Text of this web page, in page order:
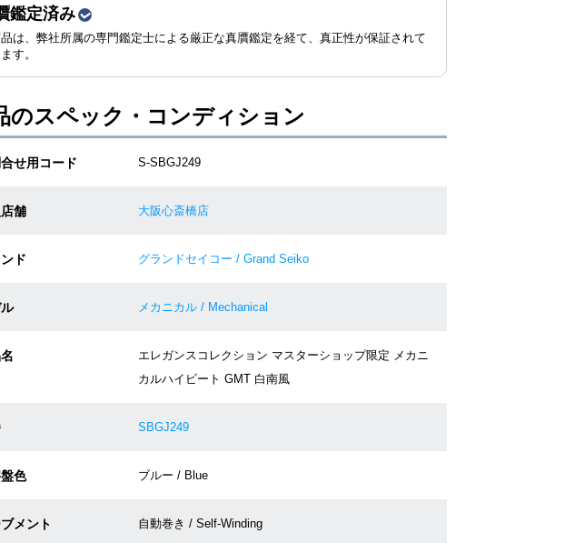
鑑定済み
は、弊社所属の専門鑑定士による厳正な真贋鑑定を経て、真正性が保証されて
す。
のスペック・コンディション
せ用コード S-SBGJ249
舗 大阪心斎橋店
ド グランドセイコー / Grand Seiko
メカニカル / Mechanical
エレガンスコレクション マスターショップ限定 メカニ
カルハイビート GMT 白南風
SBGJ249
色 ブルー / Blue
メント 自動巻き / Self-Winding